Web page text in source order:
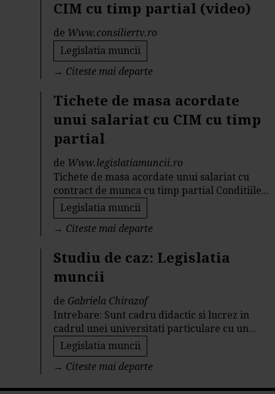
CIM cu timp partial (video)
de Www.consiliertv.ro
Legislatia muncii
→ Citeste mai departe
Tichete de masa acordate
unui salariat cu CIM cu timp
partial
de Www.legislatiamuncii.ro
Tichete de masa acordate unui salariat cu
contract de munca cu timp partial Conditiile...
Legislatia muncii
→ Citeste mai departe
Studiu de caz: Legislatia
muncii
de Gabriela Chirazof
Intrebare: Sunt cadru didactic si lucrez in
cadrul unei universitati particulare cu un...
Legislatia muncii
→ Citeste mai departe